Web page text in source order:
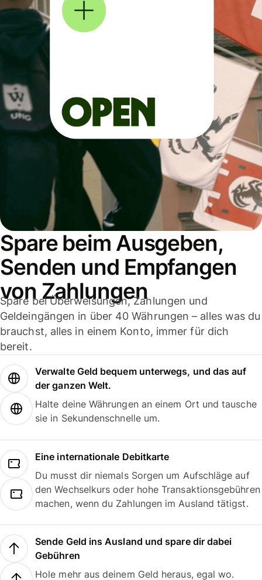
Spare beim Ausgeben,
Senden und Empfangen
von Zahlungen
Spare bei Überweisungen, Zahlungen und
Geldeingängen in über 40 Währungen – alles was du
brauchst, alles in einem Konto, immer für dich
bereit.
Verwalte Geld bequem unterwegs, und das auf
der ganzen Welt.
Halte deine Währungen an einem Ort und tausche
sie in Sekundenschnelle um.
Eine internationale Debitkarte
Du musst dir niemals Sorgen um Aufschläge auf
den Wechselkurs oder hohe Transaktionsgebühren
machen, wenn du Zahlungen im Ausland tätigst.
Sende Geld ins Ausland und spare dir dabei
Gebühren
Hole mehr aus deinem Geld heraus, egal wo.